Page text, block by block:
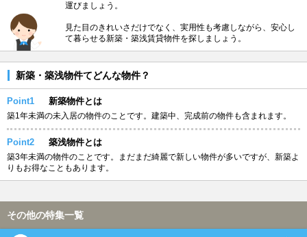
運びましょう。
見た目のきれいさだけでなく、実用性も考慮しながら、安心し
て暮らせる新築・築浅賃貸物件を探しましょう。
新築・築浅物件てどんな物件？
Point1 新築物件とは
築1年未満の未入居の物件のことです。建築中、完成前の物件も含まれます。
Point2 築浅物件とは
築3年未満の物件のことです。まだまだ綺麗で新しい物件が多いですが、新築よ
りもお得なこともあります。
その他の特集一覧